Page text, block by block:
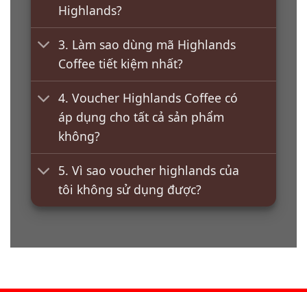
Highlands?
3. Làm sao dùng mã Highlands
Coffee tiết kiệm nhất?
4. Voucher Highlands Coffee có
áp dụng cho tất cả sản phẩm
không?
5. Vì sao voucher highlands của
tôi không sử dụng được?